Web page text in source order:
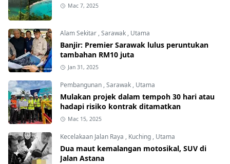
Mac 7, 2025
Alam Sekitar ,Sarawak , Utama
Banjir: Premier Sarawak lulus peruntukan
tambahan RM10 juta
Jan 31, 2025
Pembangunan ,Sarawak , Utama
Mulakan projek dalam tempoh 30 hari atau
hadapi risiko kontrak ditamatkan
Mac 15, 2025
Kecelakaan Jalan Raya , Kuching , Utama
Dua maut kemalangan motosikal, SUV di
Jalan Astana